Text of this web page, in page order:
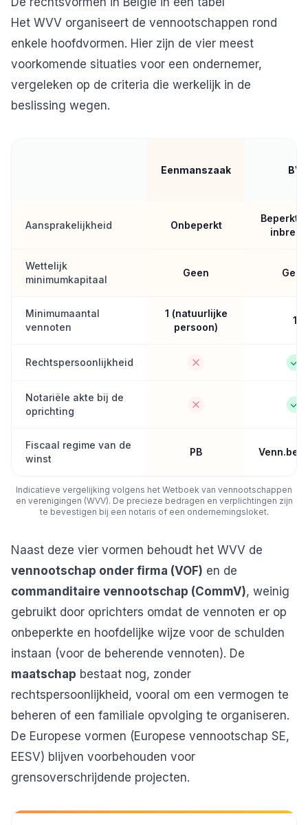
Het WVV organiseert de vennootschappen rond
enkele hoofdvormen. Hier zijn de vier meest
voorkomende situaties voor een ondernemer,
vergeleken op de criteria die werkelijk in de
beslissing wegen.
Eenmanszaak BV
Aansprakelijkheid Onbeperkt
Beperkt
Wettelijk
minimumkapitaal
Geen Geen
Minimumaantal
vennoten
1 (natuurlijke
persoon)
1
Rechtspersoonlijkheid
Notariële akte bij de
oprichting
Fiscaal regime van de
winst
PB
Indicatieve vergelijking volgens het Wetboek van vennootschappen
en verenigingen (WVV). De precieze bedragen en verplichtingen zijn
te bevestigen bij een notaris of een ondernemingsloket.
Naast deze vier vormen behoudt het WVV de
vennootschap onder firma (VOF) en de
commanditaire vennootschap (CommV), weinig
gebruikt door oprichters omdat de vennoten er op
onbeperkte en hoofdelijke wijze voor de schulden
instaan (voor de beherende vennoten). De
maatschap bestaat nog, zonder
rechtspersoonlijkheid, vooral om een vermogen te
beheren of een familiale opvolging te organiseren.
De Europese vormen (Europese vennootschap SE,
EESV) blijven voorbehouden voor
grensoverschrijdende projecten.